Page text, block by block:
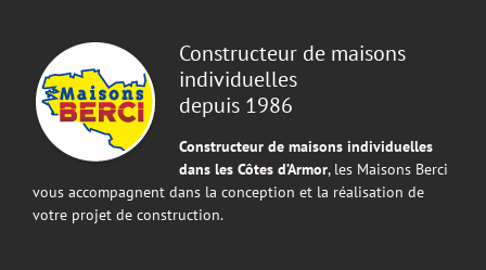
Constructeur de maisons
individuelles
depuis 1986
Constructeur de maisons individuelles
dans les Côtes d’Armor, les Maisons Berci
vous accompagnent dans la conception et la réalisation de
votre projet de construction.